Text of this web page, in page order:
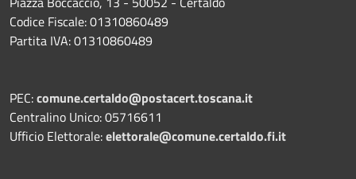
Codice Fiscale: 01310860489
Partita IVA: 01310860489
PEC:comune.certaldo@postacert.toscana.it
Centralino Unico: 05716611
Ufficio Elettorale:elettorale@comune.certaldo.fi.it